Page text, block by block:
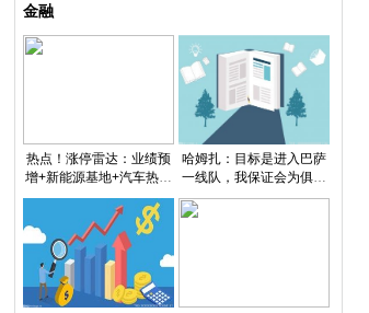
金融
热点！涨停雷达：业绩预
增+新能源基地+汽车热管
理 ST八菱触及涨停
哈姆扎：目标是进入巴萨
一线队，我保证会为俱乐
部倾尽所有 焦点关注